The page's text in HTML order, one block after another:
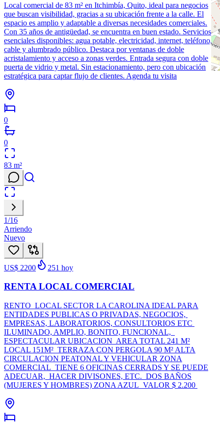
Local comercial de 83 m² en Itchimbía, Quito, ideal para negocios
que buscan visibilidad, gracias a su ubicación frente a la calle. El
espacio es amplio y adaptable a diversas necesidades comerciales.
Con 35 años de antigüedad, se encuentra en buen estado. Servicios
esenciales disponibles: agua potable, electricidad, internet, teléfono,
cable y alumbrado público. Destaca por ventanas de doble
acristalamiento y acceso a zonas verdes. Entrada segura con doble
puerta de vidrio y metal. Sin estacionamiento, pero con ubicación
estratégica para captar flujo de clientes. Agenda tu visita
0
0
83 m²
1/16
Arriendo
Nuevo
US$ 2200 251 hoy
RENTA LOCAL COMERCIAL
RENTO LOCAL SECTOR LA CAROLINA IDEAL PARA
ENTIDADES PUBLICAS O PRIVADAS, NEGOCIOS,
EMPRESAS, LABORATORIOS, CONSULTORIOS ETC
ILUMINADO, AMPLIO, BONITO, FUNCIONAL,
ESPECTACULAR UBICACION AREA TOTAL 241 M²
LOCAL 151M² TERRAZA CON PERGOLA 90 M² ALTA
CIRCULACION PEATONAL Y VEHICULAR ZONA
COMERCIAL TIENE 6 OFICINAS CERRADS Y SE PUEDE
ADECUAR, HACER DIVISONES, ETC. DOS BAÑOS
(MUJERES Y HOMBRES) ZONA AZUL VALOR $ 2.200